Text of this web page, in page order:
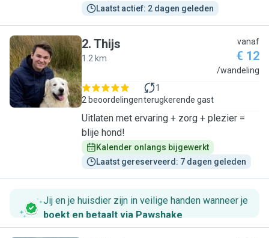
Laatst actief: 2 dagen geleden
T
2. Thijs
1.2 km
vanaf
€ 12
/wandeling
2 beoordelingen
1
terugkerende gast
Uitlaten met ervaring + zorg + plezier =
blije hond!
Kalender onlangs bijgewerkt
Laatst gereserveerd: 7 dagen geleden
Jij en je huisdier zijn in veilige handen wanneer je
boekt en betaalt via Pawshake.